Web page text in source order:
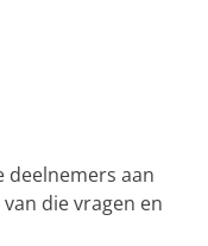
deelnemers aan
die vragen en